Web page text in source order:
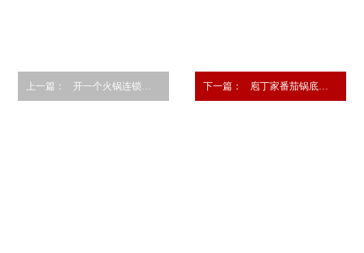
上一篇： 开一个火锅连锁品牌店在哪里开好 下一篇： 庖丁家番茄锅底，成火锅界黑马？